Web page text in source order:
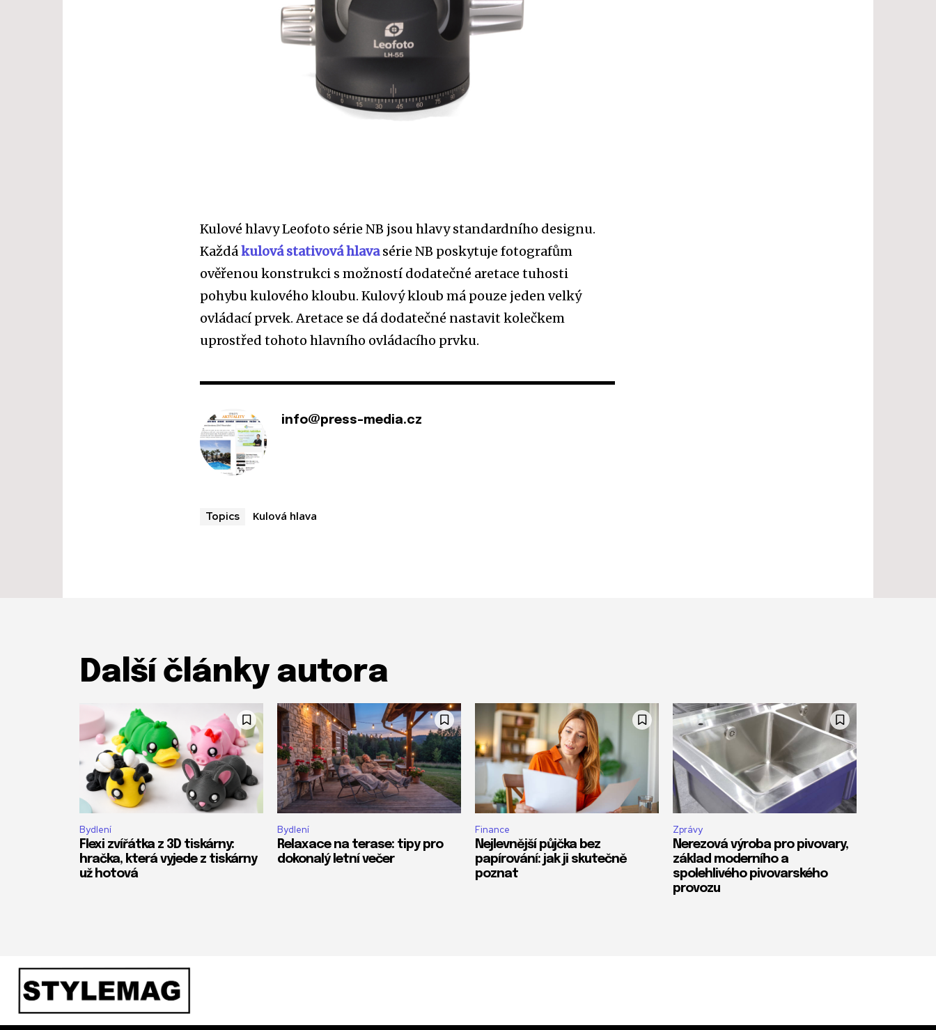
Kulové hlavy Leofoto série NB jsou hlavy standardního designu.
Každákulová stativová hlava série NB poskytuje fotografům
ověřenou konstrukci s možností dodatečné aretace tuhosti
pohybu kulového kloubu. Kulový kloub má pouze jeden velký
ovládací prvek. Aretace se dá dodatečné nastavit kolečkem
uprostřed tohoto hlavního ovládacího prvku.
info@press-media.cz
Topics Kulová hlava
Další články autora
Bydlení
Flexi zvířátka z 3D tiskárny:
hračka, která vyjede z tiskárny
už hotová
Bydlení
Relaxace na terase: tipy pro
dokonalý letní večer
Finance
Nejlevnější půjčka bez
papírování: jak ji skutečně
poznat
Zprávy
Nerezová výroba pro pivovary,
základ moderního a
spolehlivého pivovarského
provozu